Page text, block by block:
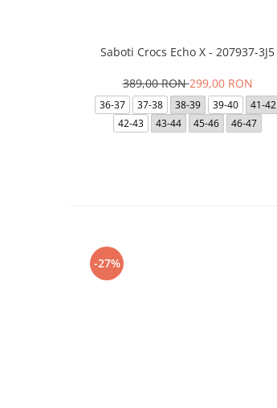
Saboti Crocs Echo X - 207937-3J5
389,00 RON299,00 RON
36-37 37-38 38-39 39-40
41-42
42-43
43-44 45-46 46-47
-27%